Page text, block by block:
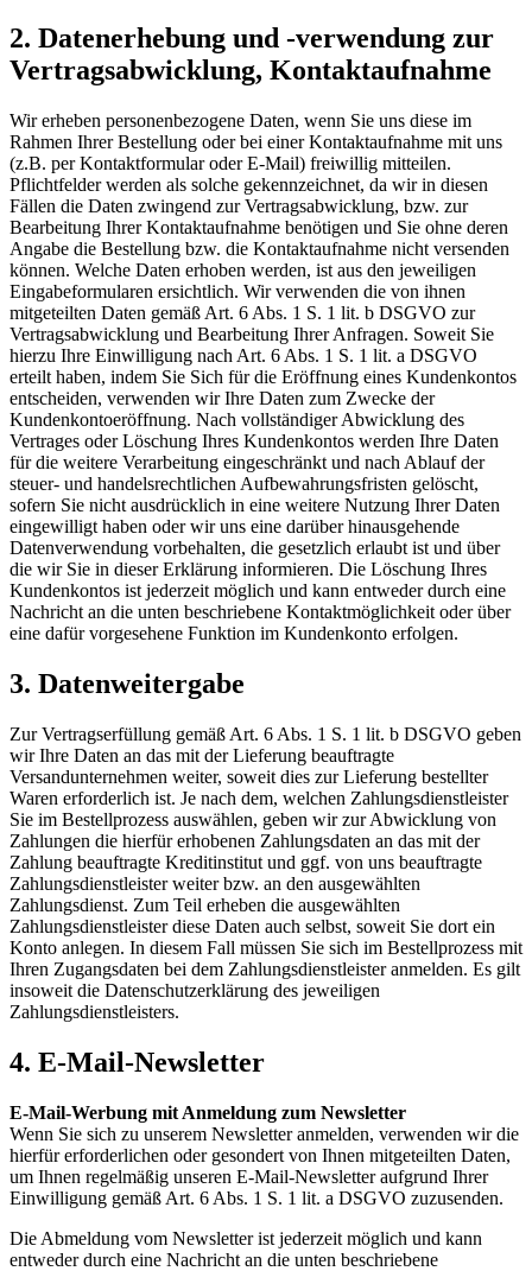
2. Datenerhebung und -verwendung zur
Vertragsabwicklung, Kontaktaufnahme
Wir erheben personenbezogene Daten, wenn Sie uns diese im
Rahmen Ihrer Bestellung oder bei einer Kontaktaufnahme mit uns
(z.B. per Kontaktformular oder E-Mail) freiwillig mitteilen.
Pflichtfelder werden als solche gekennzeichnet, da wir in diesen
Fällen die Daten zwingend zur Vertragsabwicklung, bzw. zur
Bearbeitung Ihrer Kontaktaufnahme benötigen und Sie ohne deren
Angabe die Bestellung bzw. die Kontaktaufnahme nicht versenden
können. Welche Daten erhoben werden, ist aus den jeweiligen
Eingabeformularen ersichtlich. Wir verwenden die von ihnen
mitgeteilten Daten gemäß Art. 6 Abs. 1 S. 1 lit. b DSGVO zur
Vertragsabwicklung und Bearbeitung Ihrer Anfragen. Soweit Sie
hierzu Ihre Einwilligung nach Art. 6 Abs. 1 S. 1 lit. a DSGVO
erteilt haben, indem Sie Sich für die Eröffnung eines Kundenkontos
entscheiden, verwenden wir Ihre Daten zum Zwecke der
Kundenkontoeröffnung. Nach vollständiger Abwicklung des
Vertrages oder Löschung Ihres Kundenkontos werden Ihre Daten
für die weitere Verarbeitung eingeschränkt und nach Ablauf der
steuer- und handelsrechtlichen Aufbewahrungsfristen gelöscht,
sofern Sie nicht ausdrücklich in eine weitere Nutzung Ihrer Daten
eingewilligt haben oder wir uns eine darüber hinausgehende
Datenverwendung vorbehalten, die gesetzlich erlaubt ist und über
die wir Sie in dieser Erklärung informieren. Die Löschung Ihres
Kundenkontos ist jederzeit möglich und kann entweder durch eine
Nachricht an die unten beschriebene Kontaktmöglichkeit oder über
eine dafür vorgesehene Funktion im Kundenkonto erfolgen.
3. Datenweitergabe
Zur Vertragserfüllung gemäß Art. 6 Abs. 1 S. 1 lit. b DSGVO geben
wir Ihre Daten an das mit der Lieferung beauftragte
Versandunternehmen weiter, soweit dies zur Lieferung bestellter
Waren erforderlich ist. Je nach dem, welchen Zahlungsdienstleister
Sie im Bestellprozess auswählen, geben wir zur Abwicklung von
Zahlungen die hierfür erhobenen Zahlungsdaten an das mit der
Zahlung beauftragte Kreditinstitut und ggf. von uns beauftragte
Zahlungsdienstleister weiter bzw. an den ausgewählten
Zahlungsdienst. Zum Teil erheben die ausgewählten
Zahlungsdienstleister diese Daten auch selbst, soweit Sie dort ein
Konto anlegen. In diesem Fall müssen Sie sich im Bestellprozess mit
Ihren Zugangsdaten bei dem Zahlungsdienstleister anmelden. Es gilt
insoweit die Datenschutzerklärung des jeweiligen
Zahlungsdienstleisters.
4. E-Mail-Newsletter
E-Mail-Werbung mit Anmeldung zum Newsletter
Wenn Sie sich zu unserem Newsletter anmelden, verwenden wir die
hierfür erforderlichen oder gesondert von Ihnen mitgeteilten Daten,
um Ihnen regelmäßig unseren E-Mail-Newsletter aufgrund Ihrer
Einwilligung gemäß Art. 6 Abs. 1 S. 1 lit. a DSGVO zuzusenden.
Die Abmeldung vom Newsletter ist jederzeit möglich und kann
entweder durch eine Nachricht an die unten beschriebene